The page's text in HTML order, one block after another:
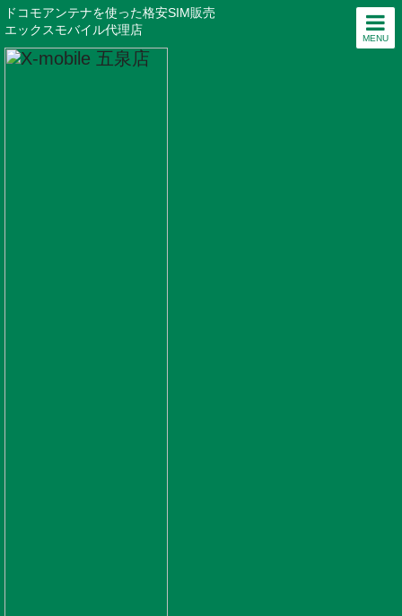
MENU
ドコモアンテナを使った格安SIM販売
エックスモバイル代理店